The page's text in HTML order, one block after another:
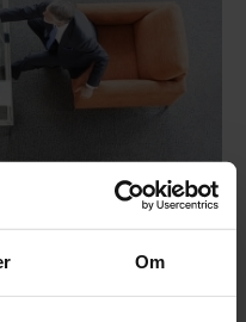
Om
restriktiv praksis